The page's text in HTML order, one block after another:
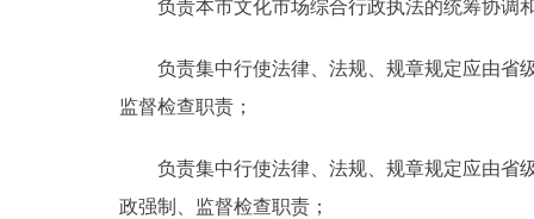
负责本市文化市场综合行政执法的统筹协调
负责集中行使法律、法规、规章规定应由省级
监督检查职责；
负责集中行使法律、法规、规章规定应由省级
政强制、监督检查职责；